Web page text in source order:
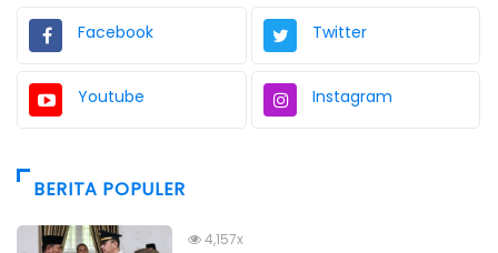
Facebook Twitter
Youtube Instagram
BERITA POPULER
4,157x